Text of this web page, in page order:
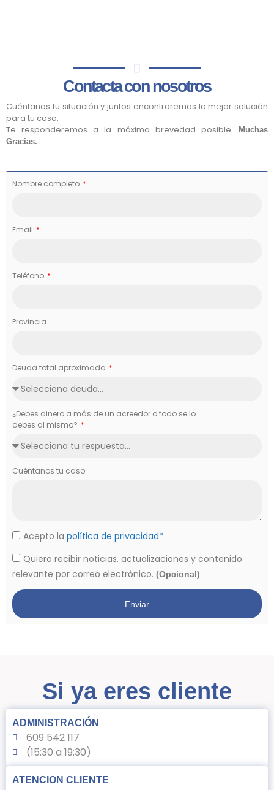
Contacta con nosotros
Cuéntanos tu situación y juntos encontraremos la mejor solución
para tu caso.
Te responderemos a la máxima brevedad posible.
Muchas
Gracias.
Nombre completo
Email
Teléfono
Provincia
Deuda total aproximada
¿Debes dinero a más de un acreedor o todo se lo
debes al mismo?
Cuéntanos tu caso
Acepto la política de privacidad*
Quiero recibir noticias, actualizaciones y contenido
relevante por correo electrónico. (Opcional)
Enviar
Si ya eres cliente
ADMINISTRACIÓN
609 542 117
(15:30 a 19:30)
ATENCION CLIENTE